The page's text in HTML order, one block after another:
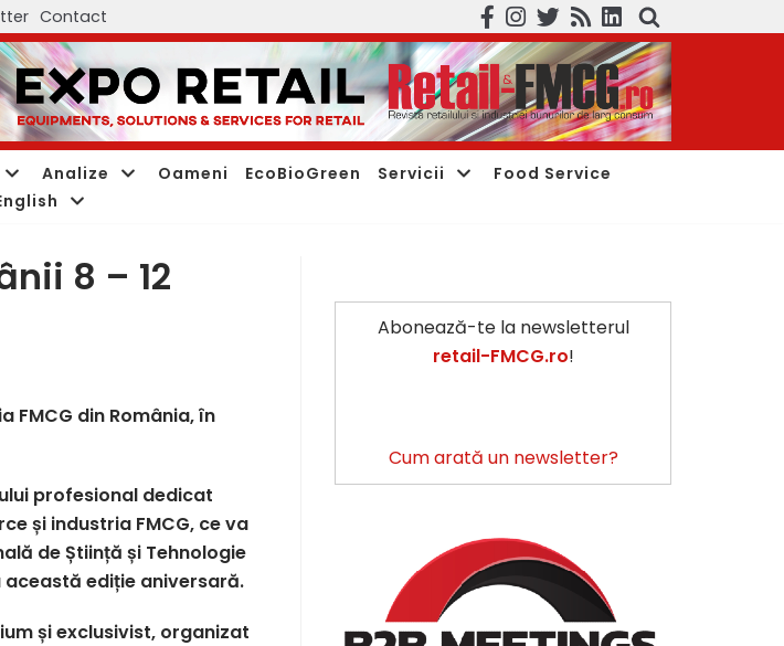
Contact
Analize Oameni EcoBioGreen Servicii
Food Service
8 – 12
FMCG din România, în
profesional dedicat
și industria FMCG, ce va
de Știință și Tehnologie
ediție aniversară.
și exclusivist, organizat
Abonează-te la newsletterul
retail-FMCG.ro!
Cum arată un newsletter?